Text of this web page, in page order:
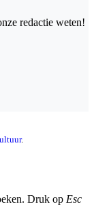
redactie weten!
.
Druk op Esc